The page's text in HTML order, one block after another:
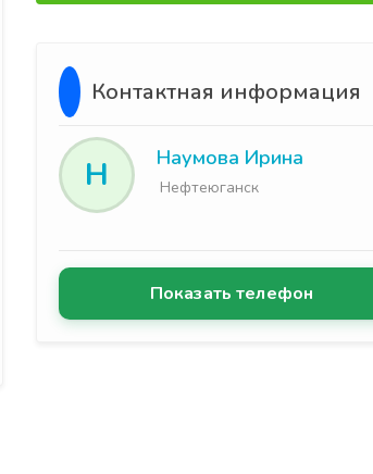
Контактная информация
Н Наумова Ирина
Нефтеюганск
Показать телефон